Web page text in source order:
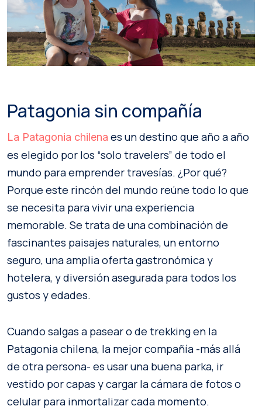
Patagonia sin compañía
La Patagonia chilena es un destino que año a año
es elegido por los “solo travelers” de todo el
mundo para emprender travesías. ¿Por qué?
Porque este rincón del mundo reúne todo lo que
se necesita para vivir una experiencia
memorable. Se trata de una combinación de
fascinantes paisajes naturales, un entorno
seguro, una amplia oferta gastronómica y
hotelera, y diversión asegurada para todos los
gustos y edades.
Cuando salgas a pasear o de trekking en la
Patagonia chilena, la mejor compañía -más allá
de otra persona- es usar una buena parka, ir
vestido por capas y cargar la cámara de fotos o
celular para inmortalizar cada momento.